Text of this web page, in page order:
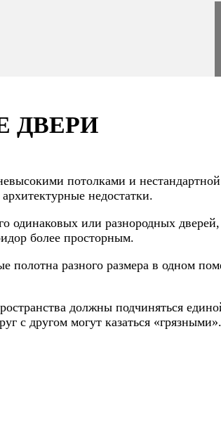
ДВЕРИ
потолками и нестандартной
недостатки.
одинаковых или разнородных
более просторным.
полотна разного размера в одном
должны подчиняться
с другом могут казаться «грязными».